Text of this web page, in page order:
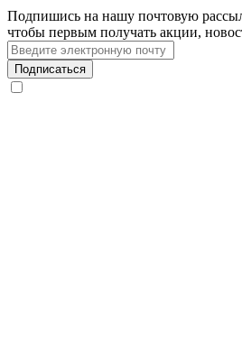
Подпишись на нашу почтовую
чтобы первым получать акции,
Подписаться